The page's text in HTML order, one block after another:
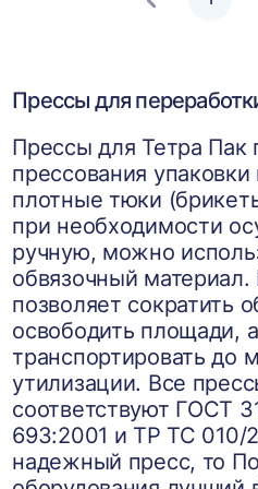
Прессы для
Прессы для Тетра Пак
прессования
плотные тюки
при необходимости
ручную, можно
обвязочный
позволяет сократить
освободить площади,
транспортировать до
утилизации. Все
соответствуют ГОСТ
693:2001 и ТР ТС 010/
надежный пресс, то